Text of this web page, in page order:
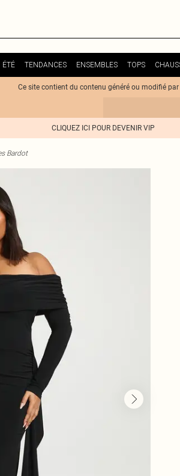
ÉTÉ TENDANCES ENSEMBLES TOPS
Ce site contient du contenu généré ou modifié par
CLIQUEZ ICI POUR DEVENIR VIP
Bardot